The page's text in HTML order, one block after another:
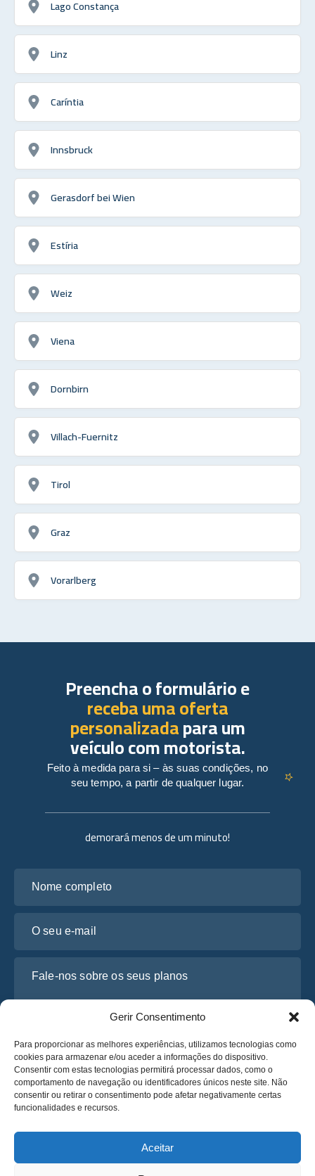
Gerir Consentimento
Para proporcionar as melhores experiências, utilizamos tecnologias como
cookies para armazenar e/ou aceder a informações do dispositivo.
Consentir com estas tecnologias permitirá processar dados, como o
comportamento de navegação ou identificadores únicos neste site. Não
consentir ou retirar o consentimento pode afetar negativamente certas
funcionalidades e recursos.
Aceitar
Lago Constança
Linz
Caríntia
Innsbruck
Gerasdorf bei Wien
Estíria
Weiz
Viena
Dornbirn
Villach-Fuernitz
Tirol
Graz
Vorarlberg
demorará menos de um minuto!
Li e concordo com a
Obtenha um Orçamento
Obtenha um Orçamento
Preencha o formulário e
receba uma oferta
personalizadapara um
veículo com motorista.
Feito à medida para si – às suas condições, no
seu tempo, a partir de qualquer lugar.